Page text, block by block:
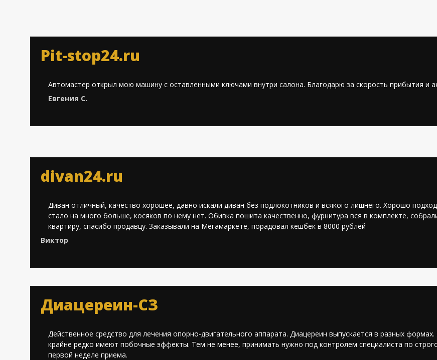
Pit-stop24.ru
Автомастер открыл мою машину с оставленными ключами внутри салона. Благодарю за скорость прибытия и
Евгения С.
divan24.ru
Диван отличный, качество хорошее, давно искали диван без подлокотников и всякого лишнего. Хорошо
стало на много больше, косяков по нему нет. Обивка пошита качественно, фурнитура вся в комплекте,
квартиру, спасибо продавцу. Заказывали на Мегамаркете, порадовал кешбек в 8000 рублей
Виктор
Диацереин-СЗ
Действенное средство для лечения опорно-двигательного аппарата. Диацереин выпускается в разных
крайне редко имеют побочные эффекты. Тем не менее, принимать нужно под контролем специалиста по
первой неделе приема.